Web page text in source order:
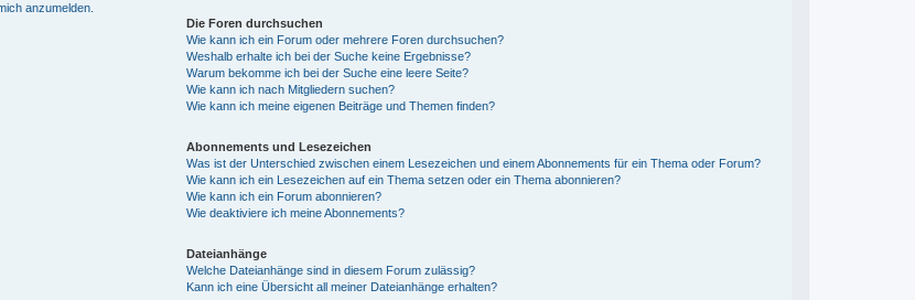
anzumelden.
Die Foren durchsuchen
Wie kann ich ein Forum oder mehrere Foren durchsuchen?
Weshalb erhalte ich bei der Suche keine Ergebnisse?
Warum bekomme ich bei der Suche eine leere Seite?
Wie kann ich nach Mitgliedern suchen?
Wie kann ich meine eigenen Beiträge und Themen finden?
Abonnements und Lesezeichen
Was ist der Unterschied zwischen einem Lesezeichen und einem Abonnements für ein Thema oder Forum?
Wie kann ich ein Lesezeichen auf ein Thema setzen oder ein Thema abonnieren?
Wie kann ich ein Forum abonnieren?
Wie deaktiviere ich meine Abonnements?
Dateianhänge
Welche Dateianhänge sind in diesem Forum zulässig?
Kann ich eine Übersicht all meiner Dateianhänge erhalten?